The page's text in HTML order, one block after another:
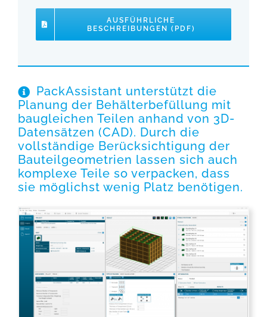
AUSFÜHRLICHE
BESCHREIBUNGEN (PDF)
PackAssistant unterstützt die
Planung der Behälterbefüllung mit
baugleichen Teilen anhand von 3D-
Datensätzen (CAD). Durch die
vollständige Berücksichtigung der
Bauteilgeometrien lassen sich auch
komplexe Teile so verpacken, dass
sie möglichst wenig Platz benötigen.